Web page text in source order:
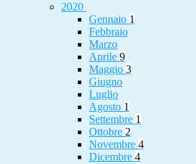
2020
Gennaio 1
Febbraio
Marzo
Aprile 9
Maggio 3
Giugno
Luglio
Agosto 1
Settembre 1
Ottobre 2
Novembre 4
Dicembre 4